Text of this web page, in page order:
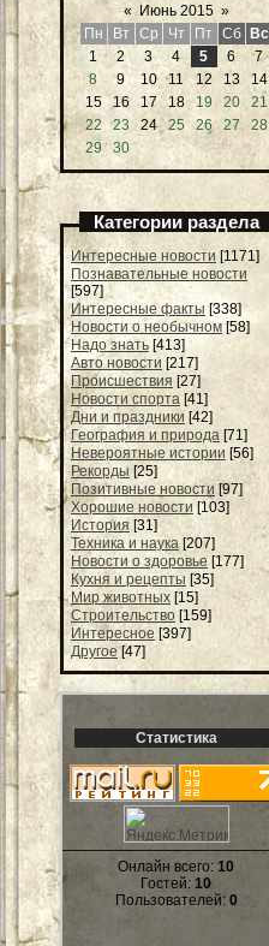
« Июнь 2015 »
Пн
Вт Ср Чт Пт Сб Вс
1
2 3 4 5 6
7
8
9 10 11 12 13
14
15
16 17 18 19 20
21
22
23 24 25 26 27
28
29
30
Категории раздела
Интересные новости [1171]
Познавательные новости
[597]
Интересные факты [338]
Новости о необычном [58]
Надо знать [413]
Авто новости [217]
Происшествия [27]
Новости спорта [41]
Дни и праздники [42]
География и природа [71]
Невероятные истории [56]
Рекорды [25]
Позитивные новости [97]
Хорошие новости [103]
История [31]
Техника и наука [207]
Новости о здоровье [177]
Кухня и рецепты [35]
Мир животных [15]
Строительство [159]
Интересное [397]
Другое [47]
Статистика
Онлайн всего:10
Гостей: 10
Пользователей: 0